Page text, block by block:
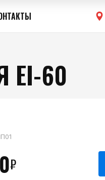
ЕI-60
₽